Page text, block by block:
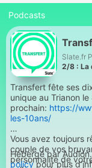
Podcasts
Slate.fr
2/8 : La
Transfert fête ses
unique au Trianon
prochain: https://
les-10ans/
Vous avez toujours
couple de vos
personnalité de
Hébergé par
policypour plus